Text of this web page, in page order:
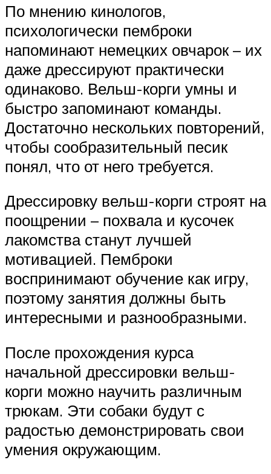
По мнению кинологов,
психологически пемброки
напоминают немецких овчарок – их
даже дрессируют практически
одинаково. Вельш-корги умны и
быстро запоминают команды.
Достаточно нескольких повторений,
чтобы сообразительный песик
понял, что от него требуется.
Дрессировку вельш-корги строят на
поощрении – похвала и кусочек
лакомства станут лучшей
мотивацией. Пемброки
воспринимают обучение как игру,
поэтому занятия должны быть
интересными и разнообразными.
После прохождения курса
начальной дрессировки вельш-
корги можно научить различным
трюкам. Эти собаки будут с
радостью демонстрировать свои
умения окружающим.